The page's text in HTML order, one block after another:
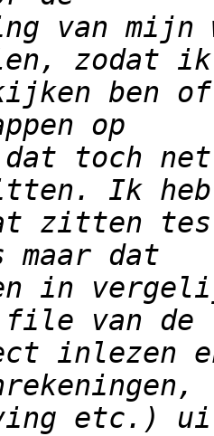
van
ben
dat toch
zitten
in
inlezen
etc.)